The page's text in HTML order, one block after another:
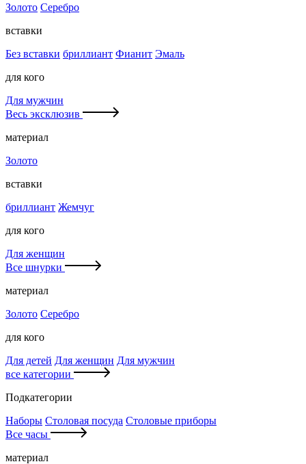
Золото Серебро
вставки
Без вставки бриллиант Фианит Эмаль
для кого
Для мужчин
Весь эксклюзив
материал
Золото
вставки
бриллиант Жемчуг
для кого
Для женщин
Все шнурки
материал
Золото Серебро
для кого
Для детей Для женщин Для мужчин
все категории
Подкатегории
Наборы Столовая посуда Столовые приборы
Все часы
материал